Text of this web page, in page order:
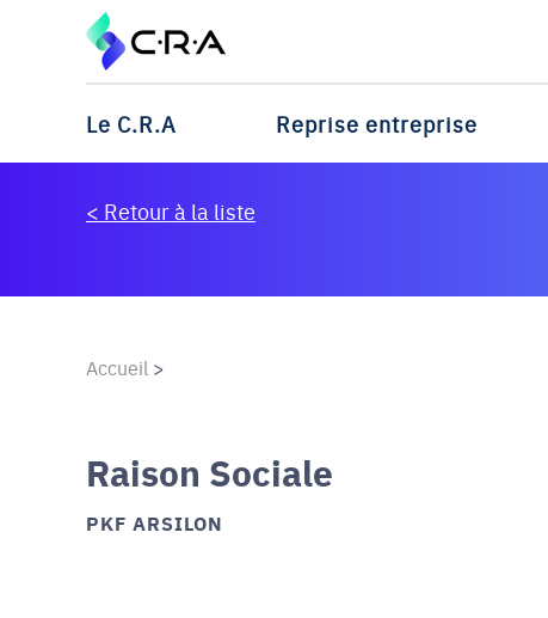
Le C.R.A Reprise entreprise
< Retour à la liste
Accueil >
Raison Sociale
PKF ARSILON